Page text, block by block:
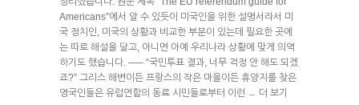
Americans”에서 알 수 있듯이 미국인을 위한 설명서라서 미
국 정치인, 미국의 상황과 비교한 부분이 있는데 필요한 곳에
는 따로 해설을 달고, 아니면 아예 우리나라 상황에 맞게 의역
하기도 했습니다. —– “국민투표 결과, 너무 걱정 안 해도 되겠
죠?” 그리스 해변이든 프랑스의 작은 마을이든 휴양지를 찾은
영국인들은 유럽연합의 동료 시민들로부터 이런 → 더 보기